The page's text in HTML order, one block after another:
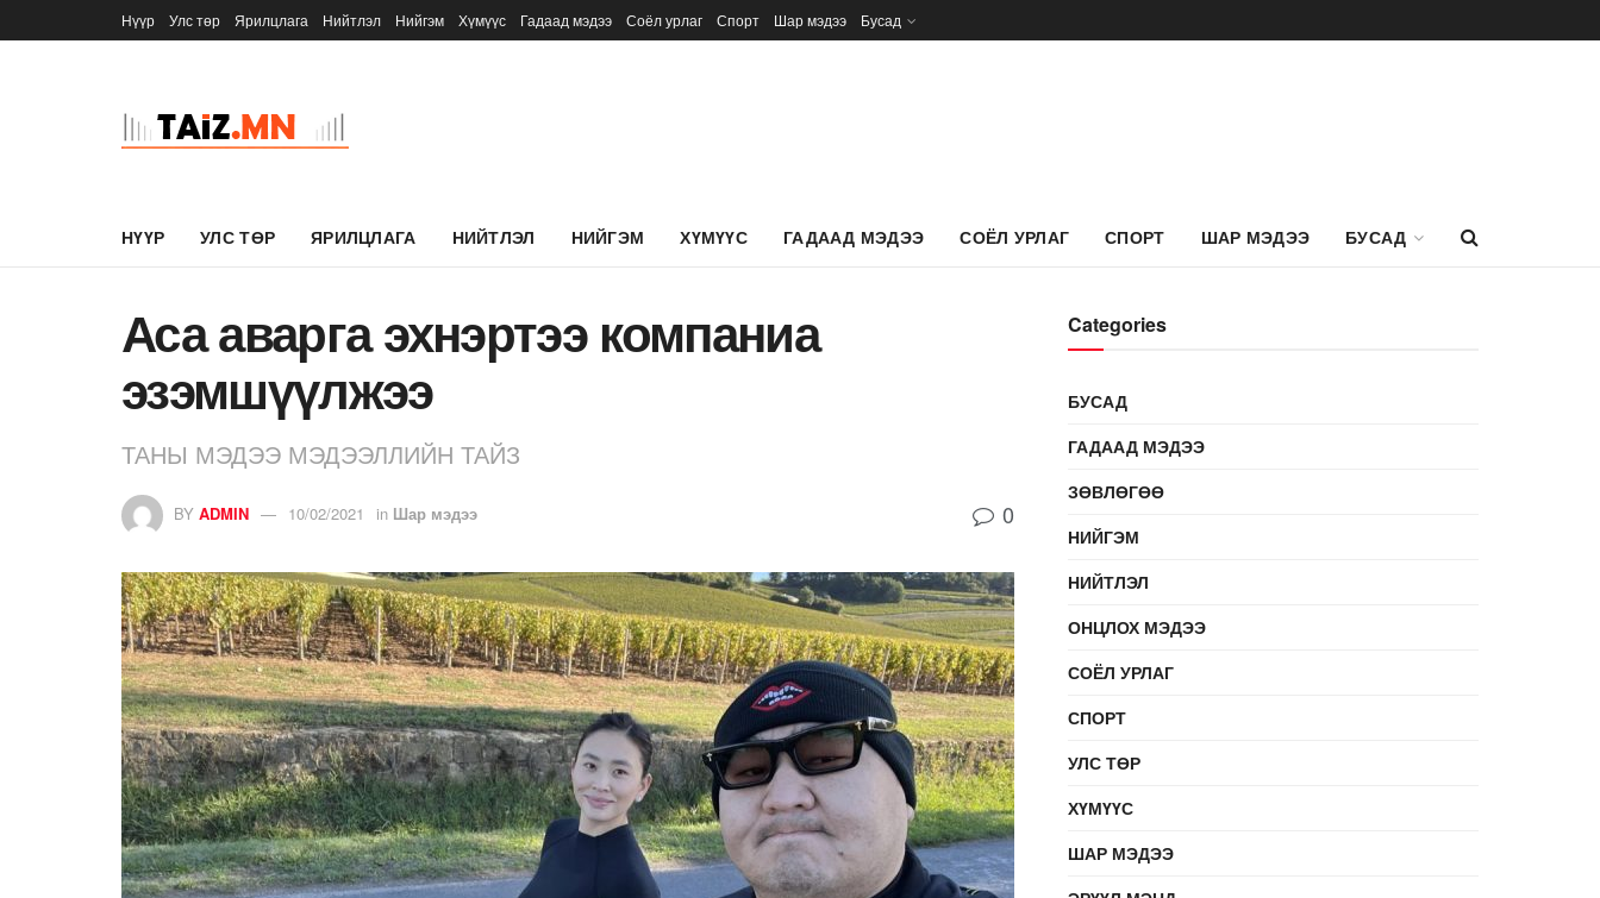
Нүүр Улс төр Ярилцлага Нийтлэл Нийгэм Хүмүүс Гадаад мэдээ Соёл урлаг Спорт Шар мэдээ Бусад
НҮҮР УЛС ТӨР ЯРИЛЦЛАГА НИЙТЛЭЛ НИЙГЭМ ХҮМҮҮС ГАДААД МЭДЭЭ СОЁЛ УРЛАГ СПОРТ ШАР МЭДЭЭ БУСАД
Аса аварга эхнэртээ компаниа
эзэмшүүлжээ
ТАНЫ МЭДЭЭ МЭДЭЭЛЛИЙН ТАЙЗ
BY ADMIN 10/02/2021 in Шар мэдээ 0
Categories
БУСАД
ГАДААД МЭДЭЭ
ЗӨВЛӨГӨӨ
НИЙГЭМ
НИЙТЛЭЛ
ОНЦЛОХ МЭДЭЭ
СОЁЛ УРЛАГ
СПОРТ
УЛС ТӨР
ХҮМҮҮС
ШАР МЭДЭЭ